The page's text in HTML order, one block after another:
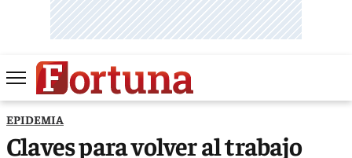
EPIDEMIA
Claves para volver al trabajo